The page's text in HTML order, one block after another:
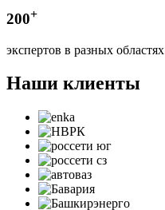
200+
экспертов в разных областях
Наши клиенты